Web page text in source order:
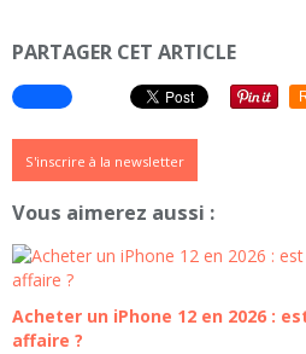
PARTAGER CET ARTICLE
S'inscrire à la newsletter
Vous aimerez aussi :
Acheter un iPhone 12 en 2026 :
affaire ?